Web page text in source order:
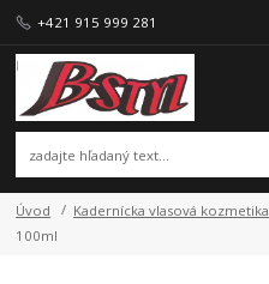
+421 915 999 281
Úvod Kadernícka vlasová kozmetika
100ml